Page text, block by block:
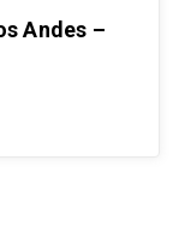
Andes –